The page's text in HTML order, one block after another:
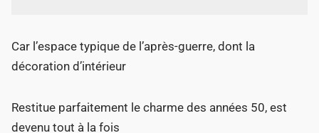
Car l’espace typique de l’après-guerre, dont la
décoration d’intérieur
Restitue parfaitement le charme des années 50, est
devenu tout à la fois